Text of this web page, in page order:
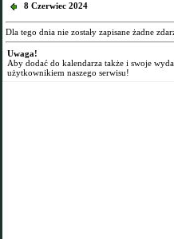
8 Czerwiec 2024
Dla tego dnia nie zostały zapisane żadne
Uwaga!
Aby dodać do kalendarza także i swoje
użytkownikiem naszego serwisu!